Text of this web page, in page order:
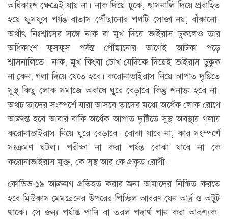
অধিকাংশ ক্ষেত্রেই যায় না। নাক দিয়ে ঢুকে, শ্বাসনালি দিয়ে প্রবাহিত
হয়ে ফুসফুস পর্যন্ত বাতাস পৌঁছানোর পথটি সোজা নয়, বাঁকানো।
অর্থাৎ নিঃশ্বাসের সঙ্গে নাক বা মুখ দিয়ে ভাইরাস ঢুকলেও তার
অধিকাংশ ফুসফুস পর্যন্ত পৌঁছানোর আগেই আটকা পড়ে
শ্বাসনালিতে। নাক, মুখ কিংবা চোখ যেদিকে দিয়েই ভাইরাস ঢুকুক
না কেন, গলা দিয়ে যেতে হবে। করোনাভাইরাস নিয়ে আপাত দৃষ্টিতে
সুস্থ কিছু লোক সমাজে অবাধে ঘুরে বেড়াবে কিন্তু শনাক্ত হবে না।
অথচ তাদের সংস্পর্শে যারা আসবে তাদের মধ্যে অর্ধেক লোক রোগে
আক্রান্ত হবে আবার বাকি অর্ধেক আপাত দৃষ্টিতে সুস্থ অবস্থায় গলায়
করোনাভাইরাস নিয়ে ঘুরে বেড়াবে। বোঝা যাবে না, কার সংস্পর্শে
সংক্রমণ ঘটল। পরীক্ষা না করা পর্যন্ত বোঝা যাবে না কে
করোনাভাইরাস মুক্ত, কে সুস্থ আর কে প্রকৃত রোগী।
কোভিড-১৯ আক্রমণ প্রতিহত করার জন্য আমাদের নিশ্চিত করতে
হবে মিউকাস মেমব্রেনের উপরের পিচ্ছিল আবরণ যেন আর্দ্র ও অটুট
থাকে। সে জন্য পর্যাপ্ত পানি বা তরল পদার্থ পান করা আবশ্যক।